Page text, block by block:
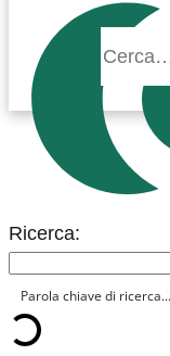
Ricerca: